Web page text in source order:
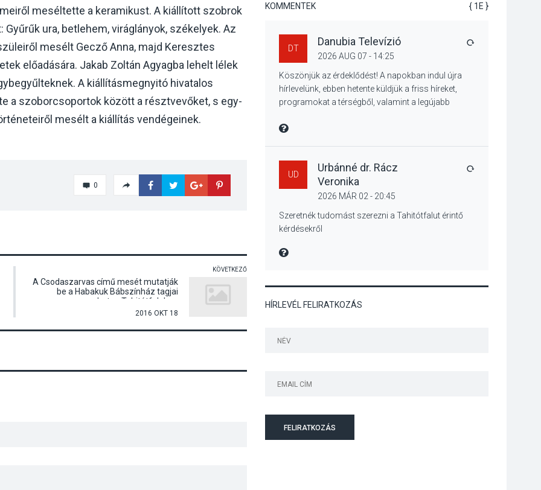
meséltette a keramikust. A kiállított szobrok
ura, betlehem, viráglányok, székelyek. Az
mesélt Gecző Anna, majd Keresztes
előadására. Jakab Zoltán Agyagba lehelt lélek
A kiállításmegnyitó hivatalos
a szoborcsoportok között a résztvevőket, s egy-
mesélt a kiállítás vendégeinek.
0
KÖVETKEZŐ
A Csodaszarvas című mesét mutatják
be a Habakuk Bábszínház tagjai
szombaton Tahitótfaluban
2016 OKT 18
Mi a pszichológia, és
miért van rá
Beszélgetés a Kacsakő
Irodalmi Színpadon
lesz Tahitótfaluban a
Bodor Majorban
KULTÚRA 2026 AUG 06
KULTÚRA
KOMMENTEK { 1E }
DT
Danubia Televízió
2026 AUG 07 - 14:25
Köszönjük az érdeklődést! A napokban indul újra
hírlevelünk, ebben hetente küldjük a friss híreket,
programokat a térségből, valamint a legújabb
Üdvözlettel: a Danubia Televízió csapata
MIRE MONDTA
UD
Urbánné dr. Rácz
Veronika
2026 MÁR 02 - 20:45
Szeretnék tudomást szerezni a Tahitótfalut érintő
kérdésekről
MIRE MONDTA
HÍRLEVÉL FELIRATKOZÁS
FELIRATKOZÁS